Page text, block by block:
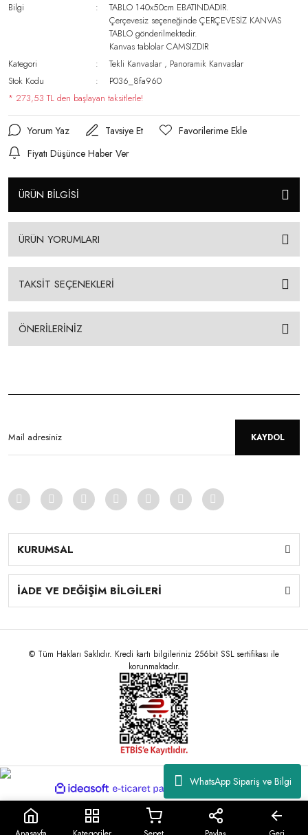
WhatsApp Sipariş ve Bilgi
Bilgi
TABLO 140x50cm EBATINDADIR.
Çerçevesiz seçeneğinde ÇERÇEVESİZ KANVAS
TABLO gönderilmektedir.
Kanvas tablolar CAMSIZDIR
Kategori
Tekli Kanvaslar , Panoramik Kanvaslar
Stok Kodu
P036_8fa960
* 273,53 TL den başlayan taksitlerle!
Yorum Yaz
Tavsiye Et
Fiyatı Düşünce Haber Ver
ÜRÜN BİLGİSİ
ÜRÜN YORUMLARI
TAKSİT SEÇENEKLERİ
ÖNERİLERİNİZ
KAYDOL
KURUMSAL
İADE VE DEĞİŞİM BİLGİLERİ
© Tüm Hakları Saklıdır. Kredi kartı bilgileriniz 256bit SSL sertifikası ile
korunmaktadır.
ideasoft
ticaret
paketleri
ile
hazırlandı.